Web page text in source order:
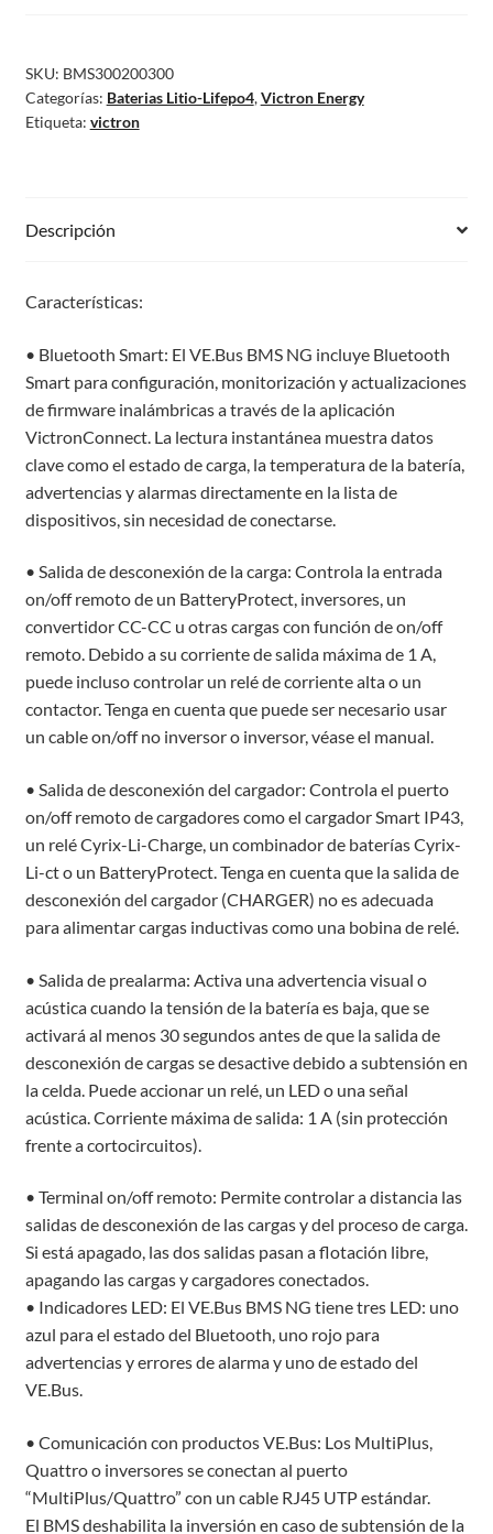
SKU: BMS300200300
Categorías: Baterias Litio-Lifepo4,Victron Energy
Etiqueta: victron
Descripción
Características:
• Bluetooth Smart: El VE.Bus BMS NG incluye Bluetooth
Smart para configuración, monitorización y actualizaciones
de firmware inalámbricas a través de la aplicación
VictronConnect. La lectura instantánea muestra datos
clave como el estado de carga, la temperatura de la batería,
advertencias y alarmas directamente en la lista de
dispositivos, sin necesidad de conectarse.
• Salida de desconexión de la carga: Controla la entrada
on/off remoto de un BatteryProtect, inversores, un
convertidor CC-CC u otras cargas con función de on/off
remoto. Debido a su corriente de salida máxima de 1 A,
puede incluso controlar un relé de corriente alta o un
contactor. Tenga en cuenta que puede ser necesario usar
un cable on/off no inversor o inversor, véase el manual.
• Salida de desconexión del cargador: Controla el puerto
on/off remoto de cargadores como el cargador Smart IP43,
un relé Cyrix-Li-Charge, un combinador de baterías Cyrix-
Li-ct o un BatteryProtect. Tenga en cuenta que la salida de
desconexión del cargador (CHARGER) no es adecuada
para alimentar cargas inductivas como una bobina de relé.
• Salida de prealarma: Activa una advertencia visual o
acústica cuando la tensión de la batería es baja, que se
activará al menos 30 segundos antes de que la salida de
desconexión de cargas se desactive debido a subtensión en
la celda. Puede accionar un relé, un LED o una señal
acústica. Corriente máxima de salida: 1 A (sin protección
frente a cortocircuitos).
• Terminal on/off remoto: Permite controlar a distancia las
salidas de desconexión de las cargas y del proceso de carga.
Si está apagado, las dos salidas pasan a flotación libre,
apagando las cargas y cargadores conectados.
• Indicadores LED: El VE.Bus BMS NG tiene tres LED: uno
azul para el estado del Bluetooth, uno rojo para
advertencias y errores de alarma y uno de estado del
VE.Bus.
• Comunicación con productos VE.Bus: Los MultiPlus,
Quattro o inversores se conectan al puerto
“MultiPlus/Quattro” con un cable RJ45 UTP estándar.
El BMS deshabilita la inversión en caso de subtensión de la